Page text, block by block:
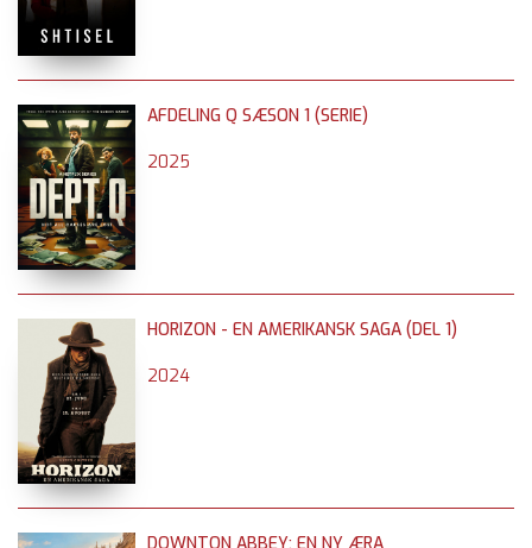
AFDELING Q SÆSON 1 (SERIE)
2025
HORIZON - EN AMERIKANSK SAGA (DEL 1)
2024
DOWNTON ABBEY: EN NY ÆRA